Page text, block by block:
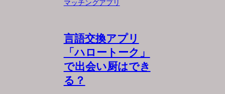
マッチングアプリ
言語交換アプリ
「ハロートーク」
で出会い厨はでき
る？